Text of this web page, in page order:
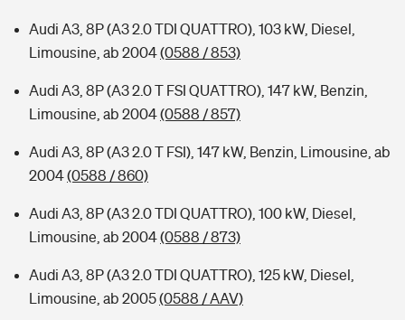
Audi A3, 8P (A3 2.0 TDI QUATTRO), 103 kW, Diesel,
Limousine, ab 2004(0588 / 853)
Audi A3, 8P (A3 2.0 T FSI QUATTRO), 147 kW, Benzin,
Limousine, ab 2004(0588 / 857)
Audi A3, 8P (A3 2.0 T FSI), 147 kW, Benzin, Limousine, ab
2004(0588 / 860)
Audi A3, 8P (A3 2.0 TDI QUATTRO), 100 kW, Diesel,
Limousine, ab 2004(0588 / 873)
Audi A3, 8P (A3 2.0 TDI QUATTRO), 125 kW, Diesel,
Limousine, ab 2005(0588 / AAV)